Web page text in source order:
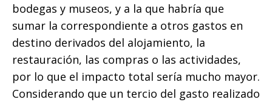
bodegas y museos, y a la que habría que
sumar la correspondiente a otros gastos en
destino derivados del alojamiento, la
restauración, las compras o las actividades,
por lo que el impacto total sería mucho mayor.
Considerando que un tercio del gasto realizado